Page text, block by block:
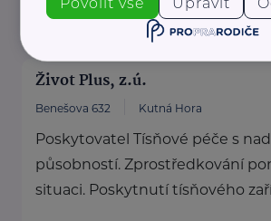
podatelna.gr@uradprace.cz
Život Plus, z.ú.
Benešova 632 Kutná Hora
Poskytovatel Tísňové péče s
působností. Zprostředkování
situaci. Poskytnutí tísňového